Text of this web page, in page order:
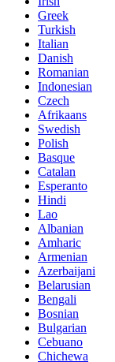
Greek
Turkish
Italian
Danish
Romanian
Indonesian
Czech
Afrikaans
Swedish
Polish
Basque
Catalan
Esperanto
Hindi
Lao
Albanian
Amharic
Armenian
Azerbaijani
Belarusian
Bengali
Bosnian
Bulgarian
Cebuano
Chichewa